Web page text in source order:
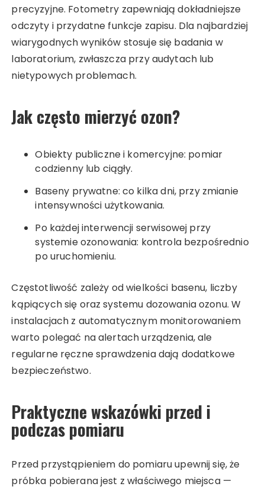
precyzyjne. Fotometry zapewniają dokładniejsze
odczyty i przydatne funkcje zapisu. Dla najbardziej
wiarygodnych wyników stosuje się badania w
laboratorium, zwłaszcza przy audytach lub
nietypowych problemach.
Jak często mierzyć ozon?
Obiekty publiczne i komercyjne: pomiar
codzienny lub ciągły.
Baseny prywatne: co kilka dni, przy zmianie
intensywności użytkowania.
Po każdej interwencji serwisowej przy
systemie ozonowania: kontrola bezpośrednio
po uruchomieniu.
Częstotliwość zależy od wielkości basenu, liczby
kąpiących się oraz systemu dozowania ozonu. W
instalacjach z automatycznym monitorowaniem
warto polegać na alertach urządzenia, ale
regularne ręczne sprawdzenia dają dodatkowe
bezpieczeństwo.
Praktyczne wskazówki przed i
podczas pomiaru
Przed przystąpieniem do pomiaru upewnij się, że
próbka pobierana jest z właściwego miejsca —